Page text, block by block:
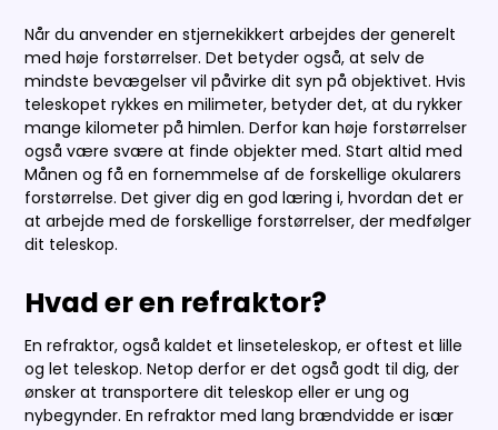
Når du anvender en stjernekikkert arbejdes der generelt
med høje forstørrelser. Det betyder også, at selv de
mindste bevægelser vil påvirke dit syn på objektivet. Hvis
teleskopet rykkes en milimeter, betyder det, at du rykker
mange kilometer på himlen. Derfor kan høje forstørrelser
også være svære at finde objekter med. Start altid med
Månen og få en fornemmelse af de forskellige okularers
forstørrelse. Det giver dig en god læring i, hvordan det er
at arbejde med de forskellige forstørrelser, der medfølger
dit teleskop.
Hvad er en refraktor?
En refraktor, også kaldet et linseteleskop, er oftest et lille
og let teleskop. Netop derfor er det også godt til dig, der
ønsker at transportere dit teleskop eller er ung og
nybegynder. En refraktor med lang brændvidde er især